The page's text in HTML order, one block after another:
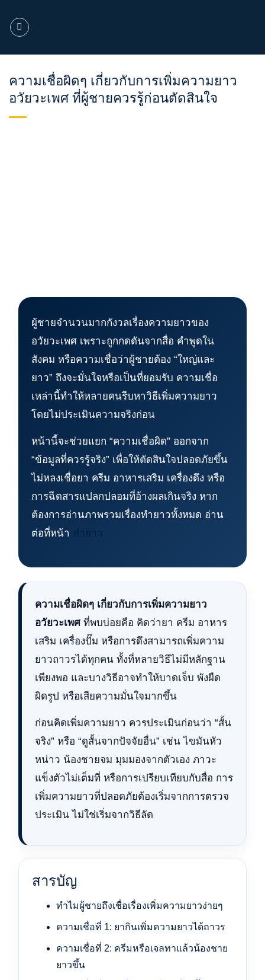
ความเชื่อผิดๆ เกี่ยวกับการเพิ่มความยาว
อวัยวะเพศ ที่ผู้ชายควรรู้ก่อนตัดสินใจ
ผู้ชายจำนวนมากกังวลเรื่องความยาวของ
อวัยวะเพศ เพราะถูกกดดันจากสื่อ คำพูดใน
สังคม หรือความเชื่อว่าผู้ชายต้อง “ใหญ่และ
ยาว” ถึงจะมั่นใจหรือเป็นที่ยอมรับ ความเชื่อ
เหล่านี้ทำให้หลายคนรีบหาวิธีเพิ่มความยาว
โดยไม่ประเมินความจริงก่อน
หน้านี้จะช่วยแยก “ความเชื่อผิด” ออกจาก
“ข้อมูลที่ควรรู้จริง” เพื่อให้ตัดสินใจปลอดภัยขึ้น
ไม่หลงเชื่อยา ครีม อาหารเสริม เครื่องดึง หรือ
การฉีดสารแปลกปลอมที่อ้างผลเกินจริง หาก
ต้องการอ่านภาพรวมเรื่องทำยาวทั้งหมด อ่าน
ต่อที่หน้า
ทำยาว
ความเชื่อผิดๆ เกี่ยวกับการเพิ่มความยาว
อวัยวะเพศที่พบบ่อยคือ คิดว่ายา ครีม อาหาร
เสริม เครื่องปั๊ม หรือการดึงสามารถเพิ่มความ
ยาวถาวรได้ทุกคน ทั้งที่หลายวิธีไม่มีหลักฐาน
เพียงพอ และบางวิธีอาจทำให้บาดเจ็บ พังผืด
ผิดรูป หรือเสียความมั่นใจมากขึ้น
ก่อนคิดเพิ่มความยาว ควรประเมินก่อนว่า “สั้น
จริง” หรือ “ดูสั้นจากปัจจัยอื่น” เช่น ไขมันหัว
หน่าว น้องชายจม มุมมองจากตัวเอง ภาวะ
แข็งตัวไม่เต็มที่ หรือการเปรียบเทียบกับสื่อ การ
เพิ่มความยาวที่ปลอดภัยต้องเริ่มจากการตรวจ
ประเมิน ไม่ใช่เริ่มจากวิธีลัด
สารบัญ
ทำไมผู้ชายถึงเชื่อเรื่องเพิ่มความยาวง่ายๆ
ความเชื่อที่ 1: ยากินเพิ่มความยาวได้ถาวร
ความเชื่อที่ 2: ครีมหรือเจลทาแล้วน้องชาย
ยาวขึ้น